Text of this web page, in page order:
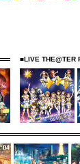
■LIVE THE@TER